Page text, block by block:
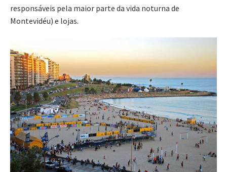
responsáveis pela maior parte da vida noturna de
Montevidéu) e lojas.